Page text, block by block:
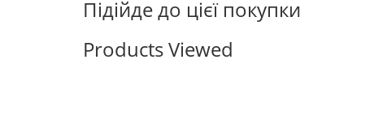
Підійде до цієї покупки
Products Viewed